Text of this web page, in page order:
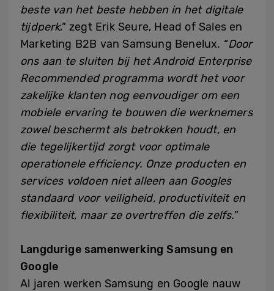
beste van het beste hebben in het digitale
tijdperk,” zegt Erik Seure, Head of Sales en
Marketing B2B van Samsung Benelux. “Door
ons aan te sluiten bij het Android Enterprise
Recommended programma wordt het voor
zakelijke klanten nog eenvoudiger om een
mobiele ervaring te bouwen die werknemers
zowel beschermt als betrokken houdt, en
die tegelijkertijd zorgt voor optimale
operationele efficiency. Onze producten en
services voldoen niet alleen aan Googles
standaard voor veiligheid, productiviteit en
flexibiliteit, maar ze overtreffen die zelfs.”
Langdurige samenwerking Samsung en
Google
Al jaren werken Samsung en Google nauw